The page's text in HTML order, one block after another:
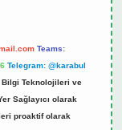
Teams:
Telegram: @karabul
Bilgi Teknolojileri ve
Sağlayıcı olarak
proaktif olarak